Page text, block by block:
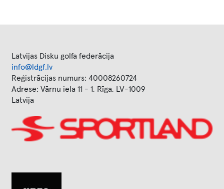
Latvijas Disku golfa federācija
info@ldgf.lv
Reģistrācijas numurs: 40008260724
Adrese: Vārnu iela 11 - 1, Rīga, LV-1009
Latvija
Image